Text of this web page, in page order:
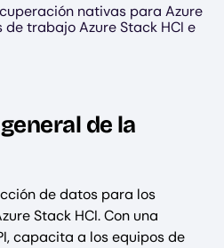
nativas para Azure
trabajo Azure Stack HCI e
de la
de datos para los
Stack HCI. Con una
capacita a los equipos de